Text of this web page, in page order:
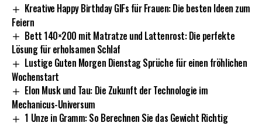
Kreative Happy Birthday GIFs für Frauen: Die besten Ideen zum
Feiern
Bett 140×200 mit Matratze und Lattenrost: Die perfekte
Lösung für erholsamen Schlaf
Lustige Guten Morgen Dienstag Sprüche für einen fröhlichen
Wochenstart
Elon Musk und Tau: Die Zukunft der Technologie im
Mechanicus-Universum
1 Unze in Gramm: So Berechnen Sie das Gewicht Richtig